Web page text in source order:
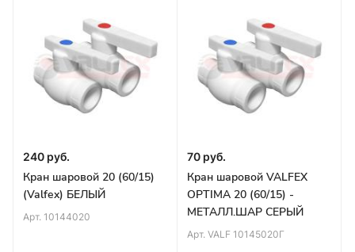
240 руб.
Кран шаровой 20 (60/15)
(Valfex) БЕЛЫЙ
Арт. 10144020
70 руб.
Кран шаровой VALFEX
OPTIMA 20 (60/15) -
МЕТАЛЛ.ШАР СЕРЫЙ
Арт. VALF 10145020Г